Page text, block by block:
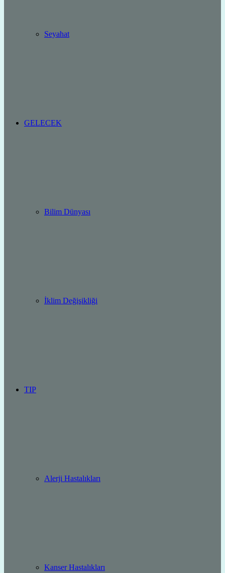
Seyahat
GELECEK
Bilim Dünyası
İklim Değişikliği
TIP
Alerji Hastalıkları
Kanser Hastalıkları